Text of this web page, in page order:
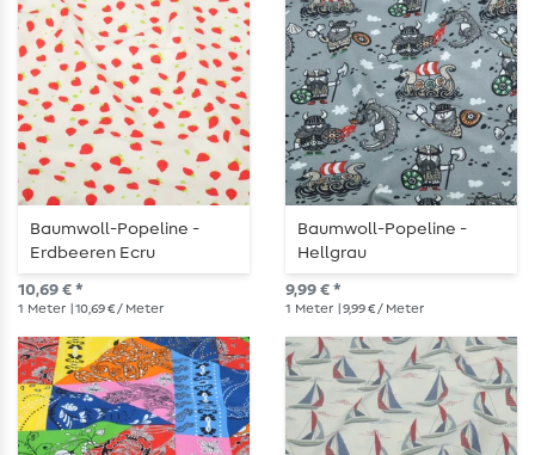
Baumwoll-Popeline -
Erdbeeren Ecru
10,69 € *
1 Meter | 10,69 € / Meter
Baumwoll-Popeline -
Hellgrau
9,99 € *
1 Meter | 9,99 € / Meter